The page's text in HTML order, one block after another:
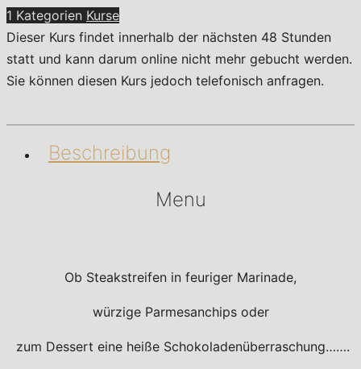
Herd!
Menge
1 Kategorien Kurse
Dieser Kurs findet innerhalb der nächsten 48 Stunden
statt und kann darum online nicht mehr gebucht werden.
Sie können diesen Kurs jedoch telefonisch anfragen.
Beschreibung
Menu
Ob Steakstreifen in feuriger Marinade,
würzige Parmesanchips oder
zum Dessert eine heiße Schokoladenüberraschung…….